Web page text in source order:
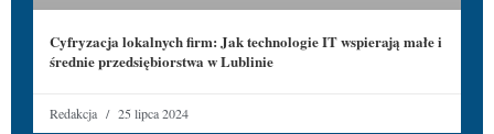
Cyfryzacja lokalnych firm: Jak technologie IT wspierają małe i
średnie przedsiębiorstwa w Lublinie
Redakcja 25 lipca 2024